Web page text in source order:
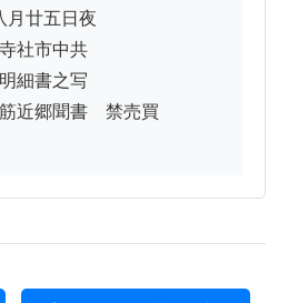
社市中共
細書之写
聞書　禁売買